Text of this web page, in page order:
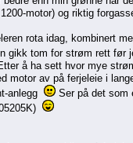
motor) og riktig
rota idag, kombinert
gikk tom for strøm rett før
å ha sett hvor mye
motor av på ferjeleie i
anlegg
Ser på det som